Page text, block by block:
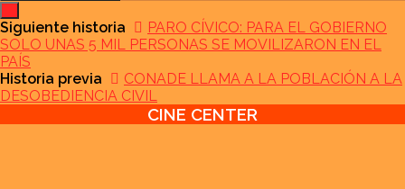
Siguiente historia
PARO CÍVICO: PARA EL GOBIERNO
SOLO UNAS 5 MIL PERSONAS SE MOVILIZARON EN EL
PAÍS
Historia previa
CONADE LLAMA A LA POBLACIÓN A LA
DESOBEDIENCIA CIVIL
CINE CENTER